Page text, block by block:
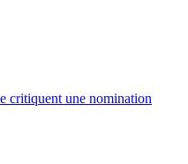
critiquent une nomination